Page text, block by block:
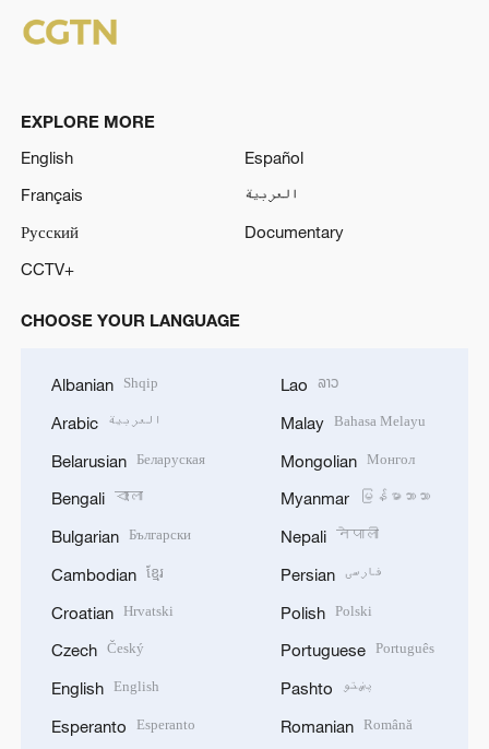
EXPLORE MORE
English
Español
Français
العربية
Русский
Documentary
CCTV+
CHOOSE YOUR LANGUAGE
Albanian Shqip
Arabic العربية
Belarusian Беларуская
Bengali বাংলা
Bulgarian Български
Cambodian ខ្មែរ
Croatian Hrvatski
Czech Český
English English
Esperanto Esperanto
Lao ລາວ
Malay Bahasa Melayu
Mongolian Монгол
Myanmar မြန်မာဘာသာ
Nepali नेपाली
Persian فارسی
Polish Polski
Portuguese Português
Pashto پښتو
Romanian Română